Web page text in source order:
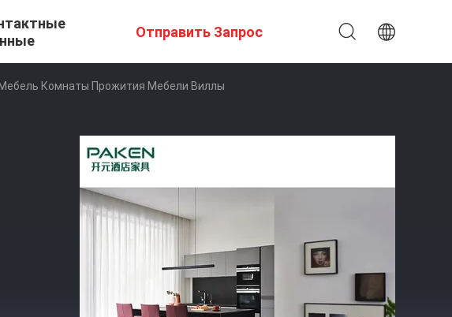
Отправить Запрос
Комнаты Прожития Мебели Виллы